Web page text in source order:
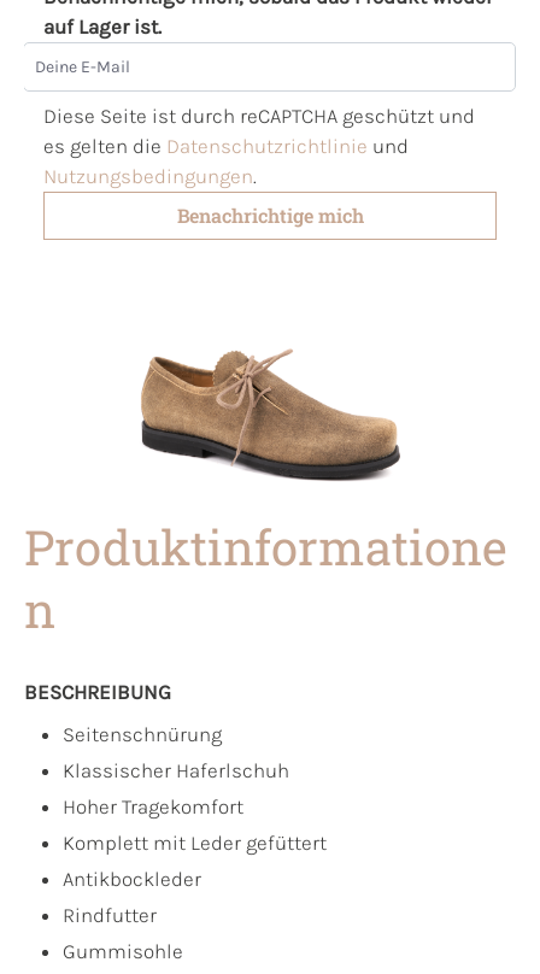
auf Lager ist.
Deine E-Mail
Diese Seite ist durch reCAPTCHA geschützt und
es gelten die Datenschutzrichtlinie und
Nutzungsbedingungen.
Benachrichtige mich
Produktinformatione
n
BESCHREIBUNG
Seitenschnürung
Klassischer Haferlschuh
Hoher Tragekomfort
Komplett mit Leder gefüttert
Antikbockleder
Rindfutter
Gummisohle